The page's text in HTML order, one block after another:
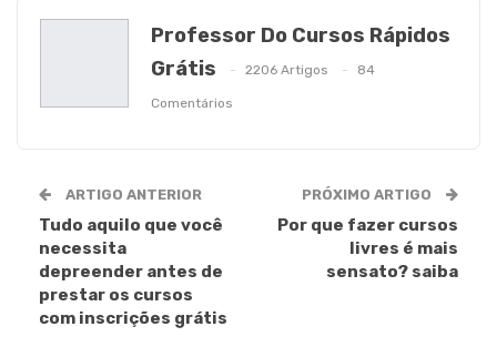
Professor Do Cursos Rápidos
Grátis
2206 Artigos 84
Comentários
ARTIGO ANTERIOR
Tudo aquilo que você
necessita
depreender antes de
prestar os cursos
com inscrições grátis
PRÓXIMO ARTIGO
Por que fazer cursos
livres é mais
sensato? saiba